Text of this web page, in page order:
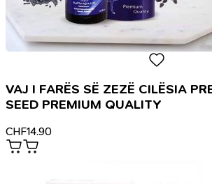
VAJ I FARËS SË ZEZË CILËSIA
SEED PREMIUM QUALITY
CHF14.90